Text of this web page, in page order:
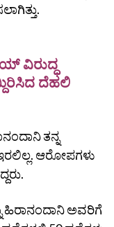
ವಿರುದ್ಧ
ದೆಹಲಿ
ತನ್ನ
ಇರಲಿಲ್ಲ. ಆರೋಪಗಳು
ಅವರಿಗೆ